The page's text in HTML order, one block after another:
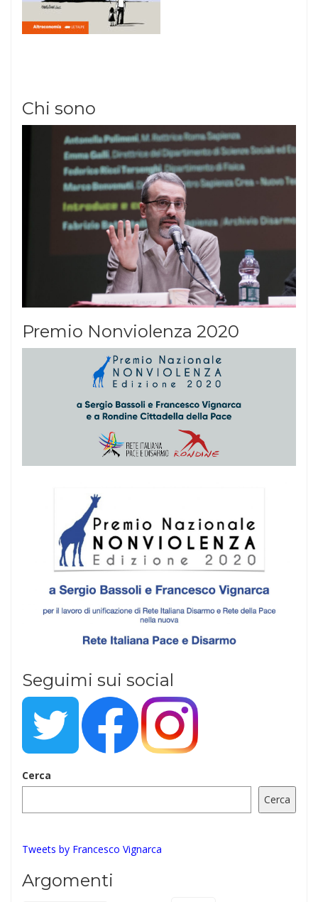
Chi sono
Premio Nonviolenza 2020
Seguimi sui social
Cerca
Cerca
Tweets by Francesco Vignarca
Argomenti